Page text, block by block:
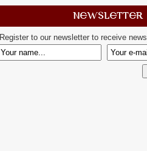
Newsletter
Register to our newsletter to receive news